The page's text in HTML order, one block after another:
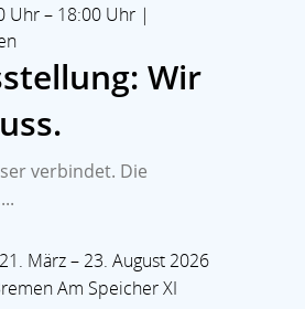
Uhr – 18:00 Uhr |
Wir
verbindet. Die
21. März – 23. August 2026
Am Speicher XI